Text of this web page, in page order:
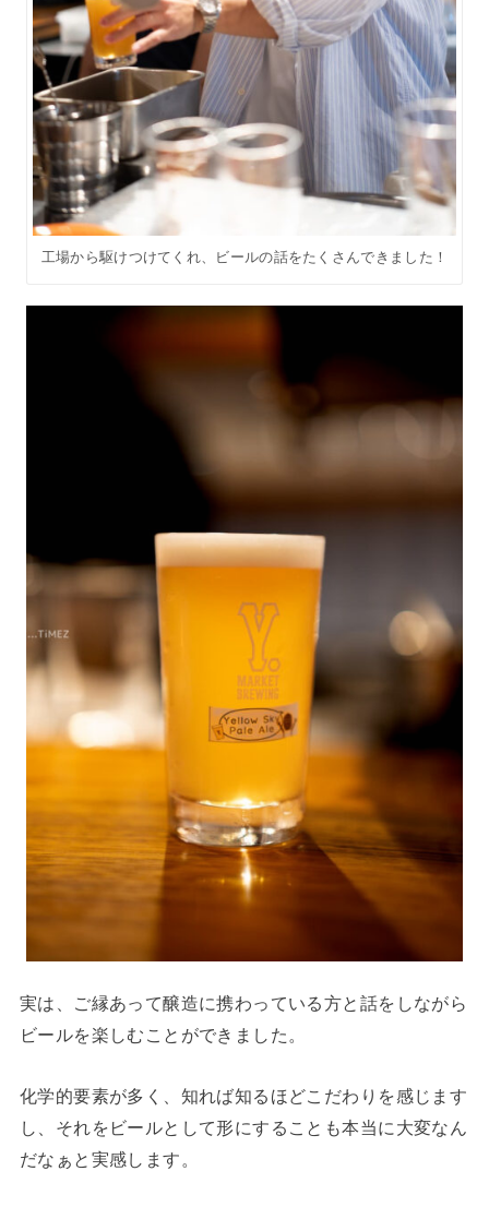
工場から駆けつけてくれ、ビールの話をたくさんできました！
実は、ご縁あって醸造に携わっている方と話をしながら
ビールを楽しむことができました。
化学的要素が多く、知れば知るほどこだわりを感じます
し、それをビールとして形にすることも本当に大変なん
だなぁと実感します。